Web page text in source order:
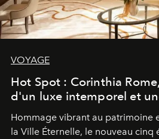
VOYAGE
Hot Spot : Corinthia
d'un luxe intemporel et
Hommage vibrant au patrimoine
la Ville Éternelle, le nouveau cinq